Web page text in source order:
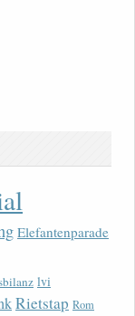
Elefantenparade
lvi
Rietstap Rom